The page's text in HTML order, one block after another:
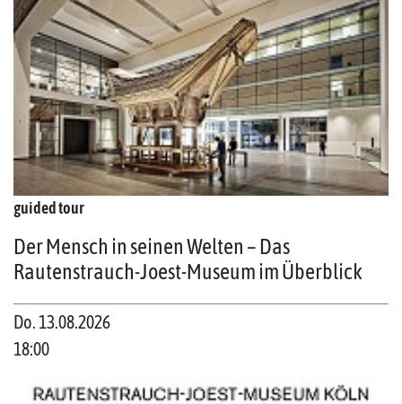
guided tour
Der Mensch in seinen Welten – Das
Rautenstrauch-Joest-Museum im Überblick
Do. 13.08.2026
18:00